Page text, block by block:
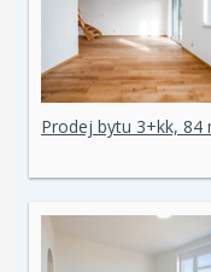
Prodej bytu 3+kk, 84